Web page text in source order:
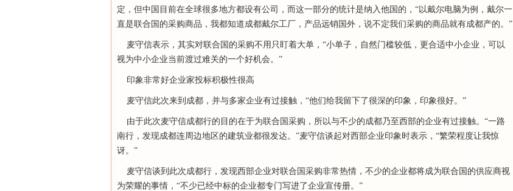
定，但中国目前在全球很多地方都设有公司，而这一部分的统计是纳入他国的，“以戴尔电脑为例，戴尔一
直是联合国的采购商品，我都知道成都戴尔工厂，产品远销国外，说不定我们采购的商品就有成都产的。”
麦守信表示，其实对联合国的采购不用只盯着大单，“小单子，自然门槛较低，更合适中小企业，可以
视为中小企业当前渡过难关的一个好机会。”
印象非常好企业家投标积极性很高
麦守信此次来到成都，并与多家企业有过接触，“他们给我留下了很深的印象，印象很好。”
由于此次麦守信成都行的目的在于为联合国采购，所以与不少的成都乃至西部的企业有过接触。“一路
南行，发现成都连周边地区的建筑业都很发达。”麦守信谈起对西部企业印象时表示，“繁荣程度让我惊
讶。”
麦守信谈到此次成都行，发现西部企业对联合国采购非常热情，不少的企业都将成为联合国的供应商视
为荣耀的事情，“不少已经中标的企业都专门写进了企业宣传册。”